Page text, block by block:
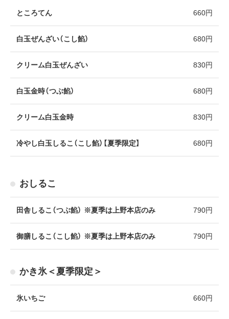
ところてん 660円
白玉ぜんざい（こし餡） 680円
クリーム白玉ぜんざい 830円
白玉金時（つぶ餡） 680円
クリーム白玉金時 830円
冷やし白玉しるこ（こし餡）【夏季限定】 680円
おしるこ
田舎しるこ（つぶ餡） ※夏季は上野本店のみ 790円
御膳しるこ（こし餡） ※夏季は上野本店のみ 790円
かき氷＜夏季限定＞
氷いちご 660円